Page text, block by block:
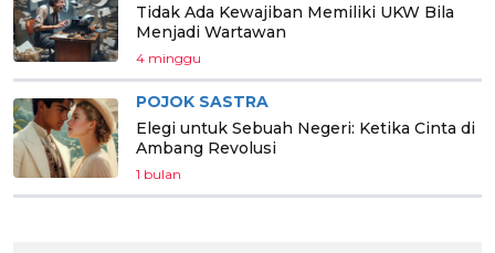
Tidak Ada Kewajiban Memiliki UKW Bila
Menjadi Wartawan
4 minggu
POJOK SASTRA
Elegi untuk Sebuah Negeri: Ketika Cinta di
Ambang Revolusi
1 bulan